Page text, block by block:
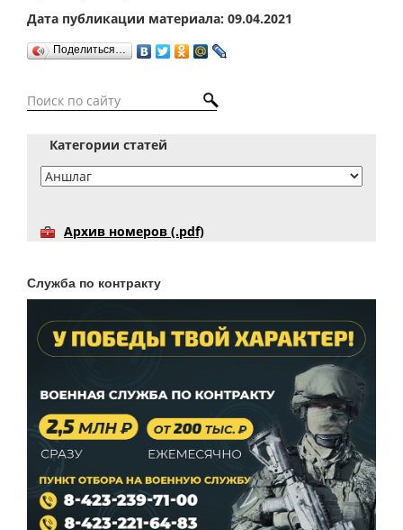
Дата публикации материала: 09.04.2021
Поделиться…
Категории статей
Архив номеров (.pdf)
Служба по контракту